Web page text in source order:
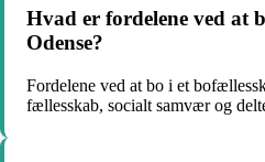
Hvad er fordelene ved at
Odense?
Fordelene ved at bo i et
fællesskab, socialt samvær og